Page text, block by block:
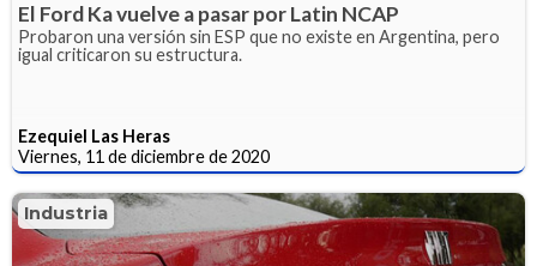
El Ford Ka vuelve a pasar por Latin NCAP
Probaron una versión sin ESP que no existe en Argentina, pero
igual criticaron su estructura.
Ezequiel Las Heras
Viernes, 11 de diciembre de 2020
Industria